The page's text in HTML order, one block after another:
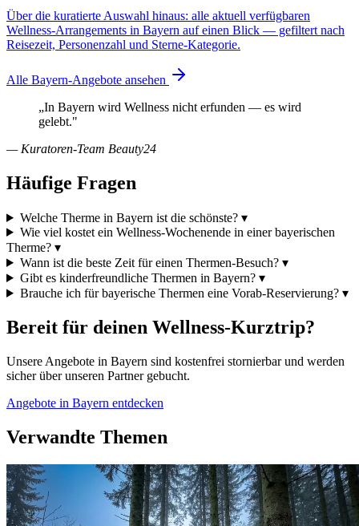
Über die kuratierte Auswahl hinaus: alle aktuell verfügbaren
Wellness-Arrangements in Bayern auf einen Blick — gefiltert nach
Reisezeit, Personenzahl und Sterne-Kategorie.
Alle Bayern-Angebote ansehen
„In Bayern wird Wellness nicht erfunden — es wird
gelebt."
— Kuratoren-Team Beauty24
Häufige Fragen
Welche Therme in Bayern ist die schönste? ▾
Wie viel kostet ein Wellness-Wochenende in einer bayerischen
Therme? ▾
Wann ist die beste Zeit für einen Thermen-Besuch? ▾
Gibt es kinderfreundliche Thermen in Bayern? ▾
Brauche ich für bayerische Thermen eine Vorab-Reservierung? ▾
Bereit für deinen Wellness-Kurztrip?
Unsere Angebote in Bayern sind kostenfrei stornierbar und werden
sicher über unseren Partner gebucht.
Angebote in Bayern entdecken
Verwandte Themen